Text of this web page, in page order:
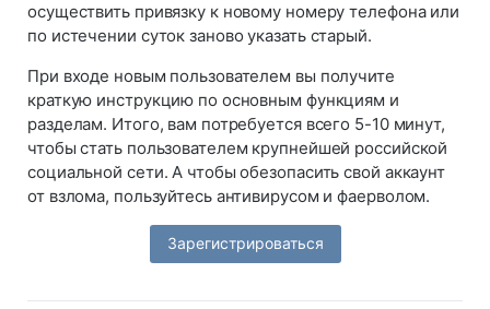
осуществить привязку к новому номеру телефона или
по истечении суток заново указать старый.
При входе новым пользователем вы получите
краткую инструкцию по основным функциям и
разделам. Итого, вам потребуется всего 5-10 минут,
чтобы стать пользователем крупнейшей российской
социальной сети. А чтобы обезопасить свой аккаунт
от взлома, пользуйтесь антивирусом и фаерволом.
Зарегистрироваться